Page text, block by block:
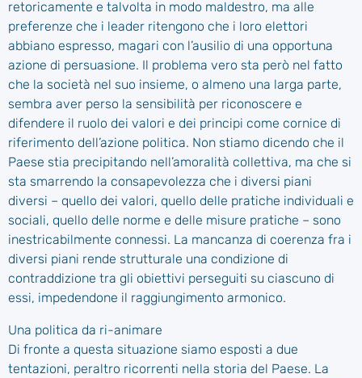
retoricamente e talvolta in modo maldestro, ma alle
preferenze che i leader ritengono che i loro elettori
abbiano espresso, magari con l’ausilio di una opportuna
azione di persuasione. Il problema vero sta però nel fatto
che la società nel suo insieme, o almeno una larga parte,
sembra aver perso la sensibilità per riconoscere e
difendere il ruolo dei valori e dei principi come cornice di
riferimento dell’azione politica. Non stiamo dicendo che il
Paese stia precipitando nell’amoralità collettiva, ma che si
sta smarrendo la consapevolezza che i diversi piani
diversi – quello dei valori, quello delle pratiche individuali e
sociali, quello delle norme e delle misure pratiche – sono
inestricabilmente connessi. La mancanza di coerenza fra i
diversi piani rende strutturale una condizione di
contraddizione tra gli obiettivi perseguiti su ciascuno di
essi, impedendone il raggiungimento armonico.
Una politica da ri-animare
Di fronte a questa situazione siamo esposti a due
tentazioni, peraltro ricorrenti nella storia del Paese. La